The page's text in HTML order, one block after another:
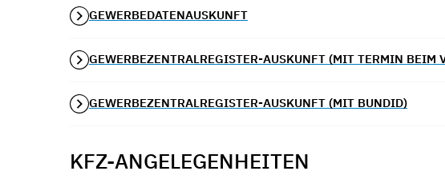
GEWERBEDATENAUSKUNFT
GEWERBEZENTRALREGISTER-AUSKUNFT (MIT TERMIN BEIM
GEWERBEZENTRALREGISTER-AUSKUNFT (MIT BUNDID)
KFZ-ANGELEGENHEITEN